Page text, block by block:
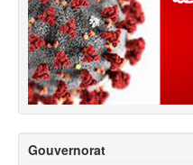
Gouvernorat